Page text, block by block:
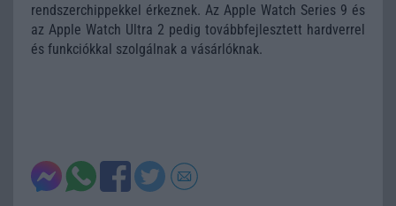
rendszerchippekkel érkeznek. Az Apple Watch Series 9 és
az Apple Watch Ultra 2 pedig továbbfejlesztett hardverrel
és funkciókkal szolgálnak a vásárlóknak.